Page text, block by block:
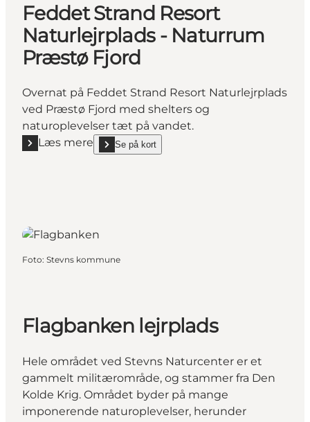
Feddet Strand Resort
Naturlejrplads - Naturrum
Præstø Fjord
Overnat på Feddet Strand Resort Naturlejrplads
ved Præstø Fjord med shelters og
naturoplevelser tæt på vandet.
Læs mere
Læs mere "Feddet Strand Resort Naturlejrplads -
Se på kort
show Feddet Strand Resort Naturlejrplads -
Foto: Stevns kommune
Flagbanken lejrplads
Hele området ved Stevns Naturcenter er et
gammelt militærområde, og stammer fra Den
Kolde Krig. Området byder på mange
imponerende naturoplevelser, herunder